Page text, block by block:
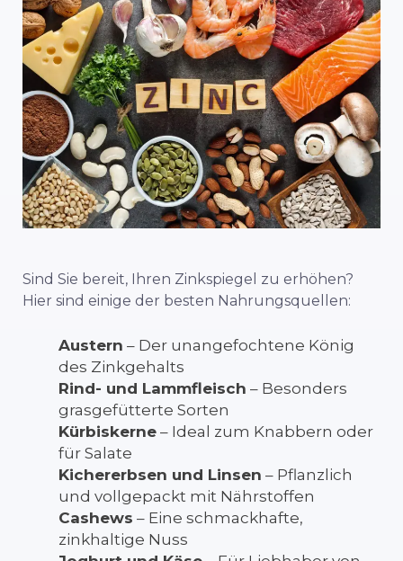
Sind Sie bereit, Ihren Zinkspiegel zu erhöhen?
Hier sind einige der besten Nahrungsquellen:
Austern – Der unangefochtene König
des Zinkgehalts
Rind- und Lammfleisch – Besonders
grasgefütterte Sorten
Kürbiskerne – Ideal zum Knabbern oder
für Salate
Kichererbsen und Linsen – Pflanzlich
und vollgepackt mit Nährstoffen
Cashews – Eine schmackhafte,
zinkhaltige Nuss